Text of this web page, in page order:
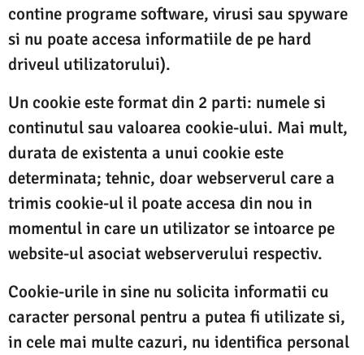
contine programe software, virusi sau spyware
si nu poate accesa informatiile de pe hard
driveul utilizatorului).
Un cookie este format din 2 parti: numele si
continutul sau valoarea cookie-ului. Mai mult,
durata de existenta a unui cookie este
determinata; tehnic, doar webserverul care a
trimis cookie-ul il poate accesa din nou in
momentul in care un utilizator se intoarce pe
website-ul asociat webserverului respectiv.
Cookie-urile in sine nu solicita informatii cu
caracter personal pentru a putea fi utilizate si,
in cele mai multe cazuri, nu identifica personal